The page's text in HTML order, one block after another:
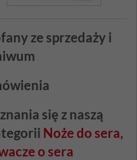
ze sprzedaży i
się z naszą
Noże do sera,
o sera